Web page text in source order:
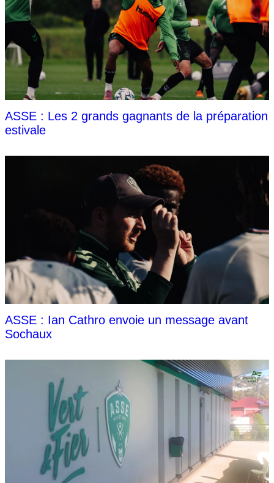
ASSE : Les 2 grands gagnants de la préparation
estivale
ASSE : Ian Cathro envoie un message avant
Sochaux